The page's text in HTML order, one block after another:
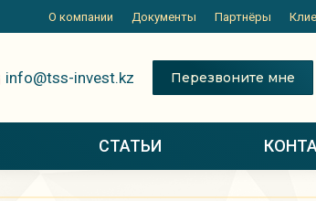
О компании Документы Партнёры
info@tss-invest.kz Перезвоните мне
СТАТЬИ
О компании Документы Партнёры
СТАТЬИ